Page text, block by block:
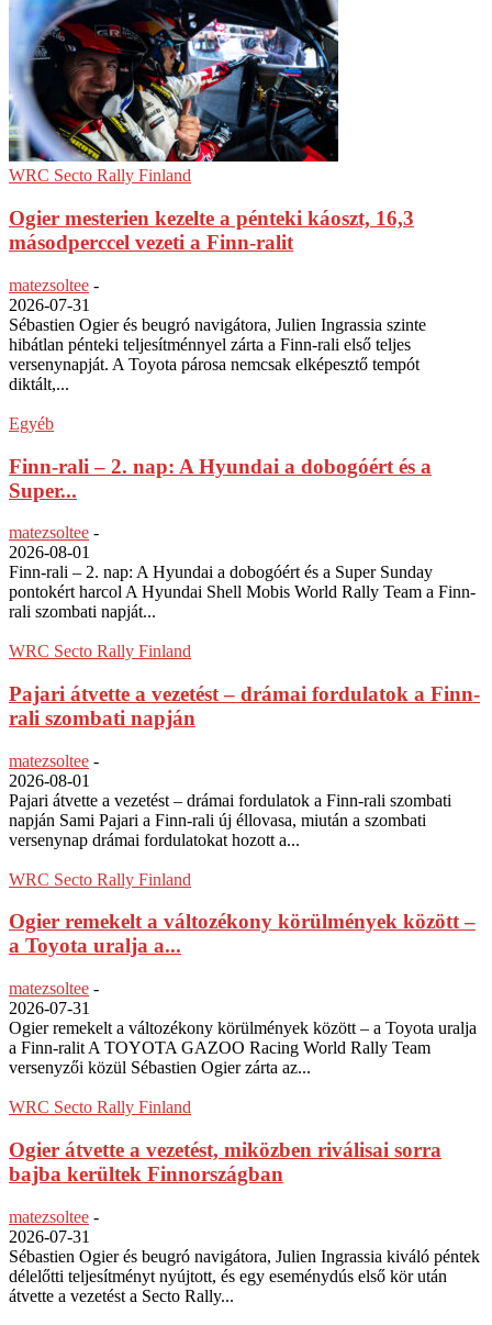
WRC Secto Rally Finland
Ogier mesterien kezelte a pénteki káoszt, 16,3
másodperccel vezeti a Finn-ralit
matezsoltee -
2026-07-31
Sébastien Ogier és beugró navigátora, Julien Ingrassia szinte
hibátlan pénteki teljesítménnyel zárta a Finn-rali első teljes
versenynapját. A Toyota párosa nemcsak elképesztő tempót
diktált,...
Egyéb
Finn-rali – 2. nap: A Hyundai a dobogóért és a
Super...
matezsoltee -
2026-08-01
Finn-rali – 2. nap: A Hyundai a dobogóért és a Super Sunday
pontokért harcol A Hyundai Shell Mobis World Rally Team a Finn-
rali szombati napját...
WRC Secto Rally Finland
Pajari átvette a vezetést – drámai fordulatok a Finn-
rali szombati napján
matezsoltee -
2026-08-01
Pajari átvette a vezetést – drámai fordulatok a Finn-rali szombati
napján Sami Pajari a Finn-rali új éllovasa, miután a szombati
versenynap drámai fordulatokat hozott a...
WRC Secto Rally Finland
Ogier remekelt a változékony körülmények között –
a Toyota uralja a...
matezsoltee -
2026-07-31
Ogier remekelt a változékony körülmények között – a Toyota uralja
a Finn-ralit A TOYOTA GAZOO Racing World Rally Team
versenyzői közül Sébastien Ogier zárta az...
WRC Secto Rally Finland
Ogier átvette a vezetést, miközben riválisai sorra
bajba kerültek Finnországban
matezsoltee -
2026-07-31
Sébastien Ogier és beugró navigátora, Julien Ingrassia kiváló péntek
délelőtti teljesítményt nyújtott, és egy eseménydús első kör után
átvette a vezetést a Secto Rally...